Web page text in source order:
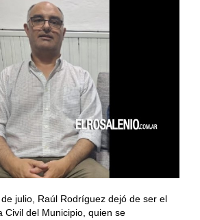
julio, Raúl Rodríguez dejó de ser el
Civil del Municipio, quien se